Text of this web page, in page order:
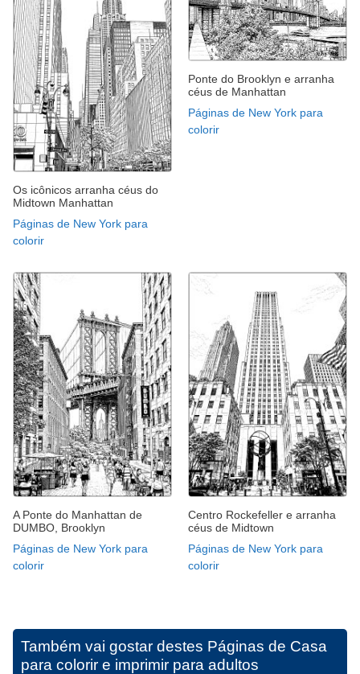
Os icônicos arranha céus do
Midtown Manhattan
Páginas de New York para
colorir
Ponte do Brooklyn e arranha
céus de Manhattan
Páginas de New York para
colorir
A Ponte do Manhattan de
DUMBO, Brooklyn
Páginas de New York para
colorir
Centro Rockefeller e arranha
céus de Midtown
Páginas de New York para
colorir
Também vai gostar destes Páginas de Casa
para colorir e imprimir para adultos